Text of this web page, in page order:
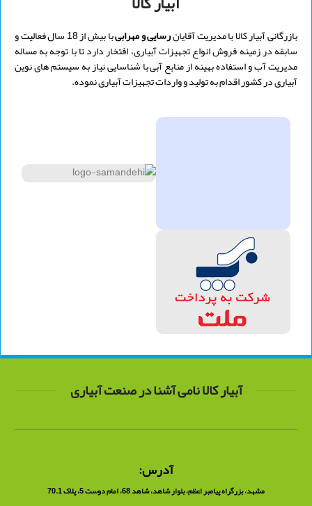
بازرگانی آبیار کالا با مدیریتآقایانرسایی ومهرابی با بیش از 18 سال فعالیت و
سابقه در زمینه فروش انواع تجهیزات آبیاری، افتخار دارد تا با توجه به مساله
مدیریت آب و استفاده بهینه از منابع آبی با شناسایی نیاز به سیستم های نوین
آبیاری در کشور اقدام به تولید و واردات تجهیزات آبیاری نموده.
آبیار کالا نامی آشنا در صنعت آبیاری
آدرس:
مشهد، بزرگراه پیامبر اعظم، بلوار شاهد، شاهد 68، امام دوست 5، پلاک 70.1